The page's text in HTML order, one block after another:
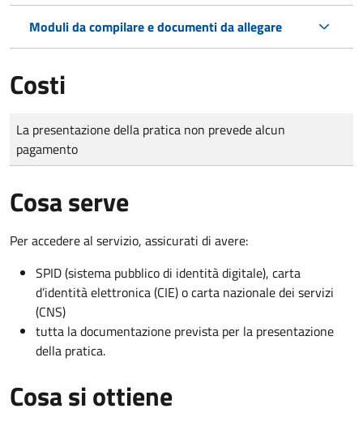
Moduli da compilare e documenti da allegare
Costi
Tipo di pagamento
Importo
La presentazione della pratica non prevede alcun
pagamento
Cosa serve
Per accedere al servizio, assicurati di avere:
SPID (sistema pubblico di identità digitale), carta
d’identità elettronica (CIE) o carta nazionale dei servizi
(CNS)
tutta la documentazione prevista per la presentazione
della pratica.
Cosa si ottiene